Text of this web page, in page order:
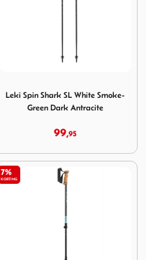
Leki Spin Shark SL White Smoke-
Green Dark Antracite
99,95
7%
KORTING